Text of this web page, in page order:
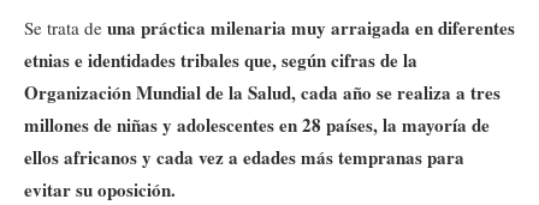
Se trata de una práctica milenaria muy arraigada en diferentes
etnias e identidades tribales que, según cifras de la
Organización Mundial de la Salud, cada año se realiza a tres
millones de niñas y adolescentes en 28 países, la mayoría de
ellos africanos y cada vez a edades más tempranas para
evitar su oposición.